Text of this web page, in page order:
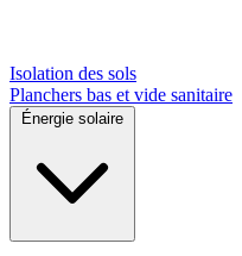
Isolation des sols
Planchers bas et vide sanitaire